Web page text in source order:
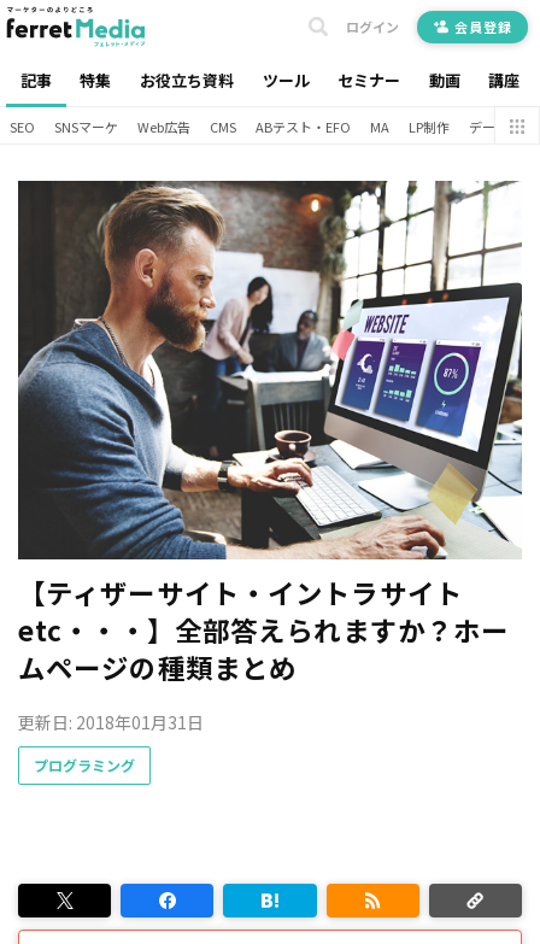
記事 特集 お役立ち資料 ツール セミナー 動画 講座
ログイン 会員登録
SEO SNSマーケ Web広告 CMS ABテスト・EFO MA LP制作 データ分析
【ティザーサイト・イントラサイト
etc・・・】全部答えられますか？ホー
ムページの種類まとめ
更新日: 2018年01月31日
プログラミング